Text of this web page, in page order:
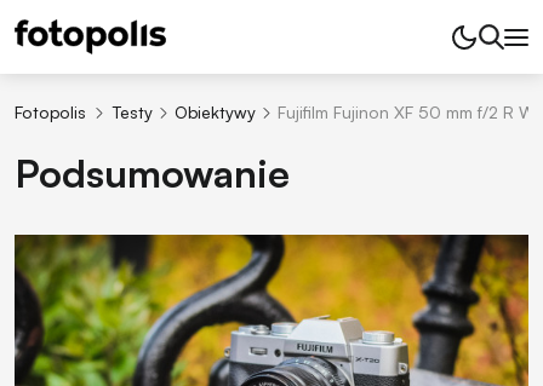
Fotopolis Testy Obiektywy Fujifilm Fujinon XF 50 mm f/2 R
Podsumowanie